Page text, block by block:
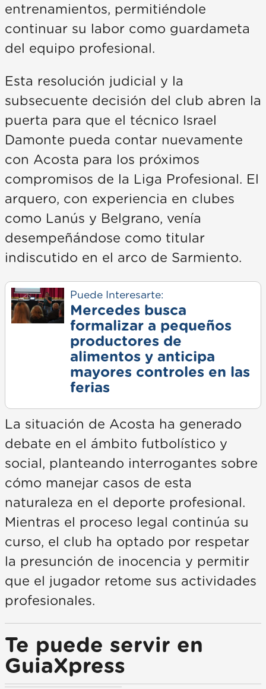
entrenamientos, permitiéndole
continuar su labor como guardameta
del equipo profesional.
Esta resolución judicial y la
subsecuente decisión del club abren la
puerta para que el técnico Israel
Damonte pueda contar nuevamente
con Acosta para los próximos
compromisos de la Liga Profesional. El
arquero, con experiencia en clubes
como Lanús y Belgrano, venía
desempeñándose como titular
indiscutido en el arco de Sarmiento.
Puede Interesarte:
Mercedes busca
formalizar a pequeños
productores de
alimentos y anticipa
mayores controles en las
ferias
La situación de Acosta ha generado
debate en el ámbito futbolístico y
social, planteando interrogantes sobre
cómo manejar casos de esta
naturaleza en el deporte profesional.
Mientras el proceso legal continúa su
curso, el club ha optado por respetar
la presunción de inocencia y permitir
que el jugador retome sus actividades
profesionales.
Te puede servir en
GuiaXpress